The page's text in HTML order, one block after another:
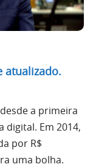
atualizado.
a primeira
digital. Em 2014,
por R$
uma bolha.